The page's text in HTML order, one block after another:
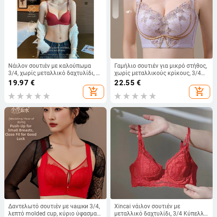
Νάιλον σουτιέν με καλούπωμα
3/4, χωρίς μεταλλικό δαχτυλίδι, με
λεπτό επάνω μέρος και παχύτερο
κάτω, σταθερές διπλές τιράντες,
πίσω κούμπωμα με τρεις σειρές
19.97 €
add_shopping_cart
Γαμήλιο σουτιέν για μικρό στήθος,
χωρίς μεταλλικούς κρίκους, 3/4
чашα, κορυφή λεπτή και βάση
παχύτερη, επένδυση από Mulberry
μετάξι, ρυθμιζόμενες τιράντες,
22.55 €
add_shopping_cart
Δαντελωτό σουτιέν με чашки 3/4,
λεπτό molded cup, κύριο ύφασμα
Xincai νάιλον σουτιέν με
μεταλλικό δαχτυλίδι, 3/4 Κύπελλο,